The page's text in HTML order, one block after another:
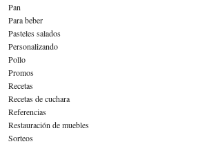
Pan
Para beber
Pasteles salados
Personalizando
Pollo
Promos
Recetas
Recetas de cuchara
Referencias
Restauración de muebles
Sorteos